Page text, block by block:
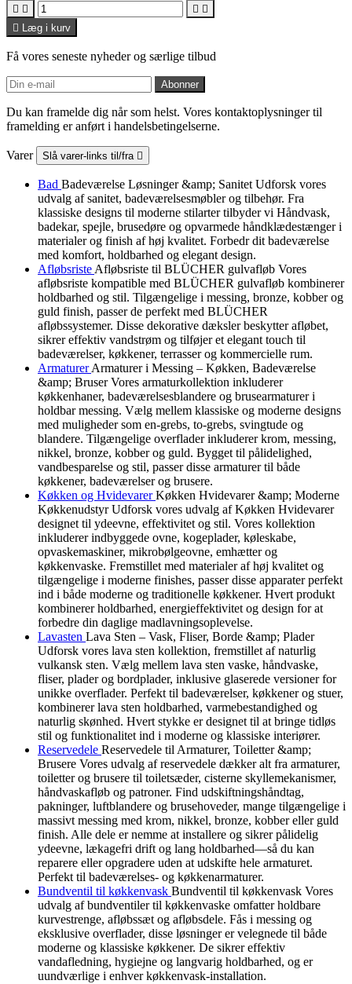
   
 Læg i kurv
Få vores seneste nyheder og særlige tilbud
Du kan framelde dig når som helst. Vores kontaktoplysninger til
framelding er anført i handelsbetingelserne.
Varer Slå varer-links til/fra 
Bad Badeværelse Løsninger &amp; Sanitet Udforsk vores
udvalg af sanitet, badeværelsesmøbler og tilbehør. Fra
klassiske designs til moderne stilarter tilbyder vi Håndvask,
badekar, spejle, brusedøre og opvarmede håndklædestænger i
materialer og finish af høj kvalitet. Forbedr dit badeværelse
med komfort, holdbarhed og elegant design.
Afløbsriste Afløbsriste til BLÜCHER gulvafløb Vores
afløbsriste kompatible med BLÜCHER gulvafløb kombinerer
holdbarhed og stil. Tilgængelige i messing, bronze, kobber og
guld finish, passer de perfekt med BLÜCHER
afløbssystemer. Disse dekorative dæksler beskytter afløbet,
sikrer effektiv vandstrøm og tilføjer et elegant touch til
badeværelser, køkkener, terrasser og kommercielle rum.
ArmaturerArmaturer i Messing – Køkken, Badeværelse
&amp; Bruser Vores armaturkollektion inkluderer
køkkenhaner, badeværelsesblandere og brusearmaturer i
holdbar messing. Vælg mellem klassiske og moderne designs
med muligheder som en-grebs, to-grebs, svingtude og
blandere. Tilgængelige overflader inkluderer krom, messing,
nikkel, bronze, kobber og guld. Bygget til pålidelighed,
vandbesparelse og stil, passer disse armaturer til både
køkkener, badeværelser og brusere.
Køkken og HvidevarerKøkken Hvidevarer &amp; Moderne
Køkkenudstyr Udforsk vores udvalg af Køkken Hvidevarer
designet til ydeevne, effektivitet og stil. Vores kollektion
inkluderer indbyggede ovne, kogeplader, køleskabe,
opvaskemaskiner, mikrobølgeovne, emhætter og
køkkenvaske. Fremstillet med materialer af høj kvalitet og
tilgængelige i moderne finishes, passer disse apparater perfekt
ind i både moderne og traditionelle køkkener. Hvert produkt
kombinerer holdbarhed, energieffektivitet og design for at
forbedre din daglige madlavningsoplevelse.
Lavasten Lava Sten – Vask, Fliser, Borde &amp; Plader
Udforsk vores lava sten kollektion, fremstillet af naturlig
vulkansk sten. Vælg mellem lava sten vaske, håndvaske,
fliser, plader og bordplader, inklusive glaserede versioner for
unikke overflader. Perfekt til badeværelser, køkkener og stuer,
kombinerer lava sten holdbarhed, varmebestandighed og
naturlig skønhed. Hvert stykke er designet til at bringe tidløs
stil og funktionalitet ind i moderne og klassiske interiører.
Reservedele Reservedele til Armaturer, Toiletter &amp;
Brusere Vores udvalg af reservedele dækker alt fra armaturer,
toiletter og brusere til toiletsæder, cisterne skyllemekanismer,
håndvaskafløb og patroner. Find udskiftningshåndtag,
pakninger, luftblandere og brusehoveder, mange tilgængelige i
massivt messing med krom, nikkel, bronze, kobber eller guld
finish. Alle dele er nemme at installere og sikrer pålidelig
ydeevne, lækagefri drift og lang holdbarhed—så du kan
reparere eller opgradere uden at udskifte hele armaturet.
Perfekt til badeværelses- og køkkenarmaturer.
Bundventil til køkkenvask Bundventil til køkkenvask Vores
udvalg af bundventiler til køkkenvaske omfatter holdbare
kurvestrenge, afløbssæt og afløbsdele. Fås i messing og
eksklusive overflader, disse løsninger er velegnede til både
moderne og klassiske køkkener. De sikrer effektiv
vandafledning, hygiejne og langvarig holdbarhed, og er
uundværlige i enhver køkkenvask-installation.